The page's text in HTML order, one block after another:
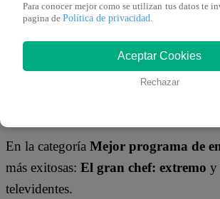
nuestros talentos,súmate y vota por
oficial:
En la categoría Mejor programa de
más exitosas: El gran chef: extremo y
televidentes.
Para conocer mejor como se utilizan tus datos te
pagina de Política de privacidad
Aceptar Cookies
Rechazar